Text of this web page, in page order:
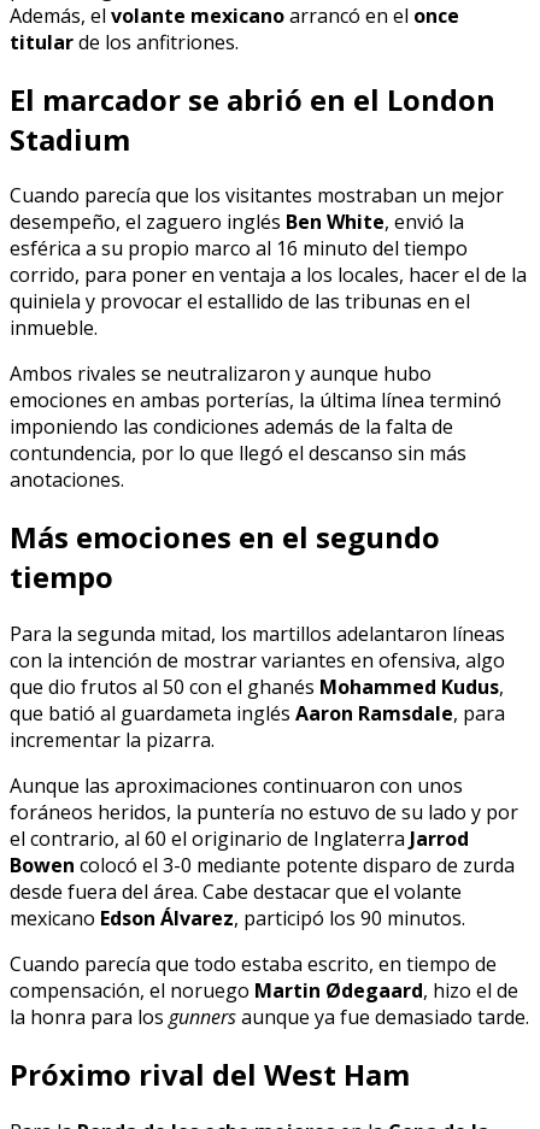
Además, el volante mexicanoarrancó en el once
titularde los anfitriones.
El marcador se abrió en el London
Stadium
Cuando parecía que los visitantes mostraban un mejor
desempeño, el zaguero inglés Ben White, envió la
esférica a su propio marco al 16 minuto del tiempo
corrido, para poner en ventaja a los locales, hacer el de la
quiniela y provocar el estallido de las tribunas en el
inmueble.
Ambos rivales se neutralizaron y aunque hubo
emociones en ambas porterías, la última línea terminó
imponiendo las condiciones además de la falta de
contundencia, por lo que llegó el descanso sin más
anotaciones.
Más emociones en el segundo
tiempo
Para la segunda mitad, los martillos adelantaron líneas
con la intención de mostrar variantes en ofensiva, algo
que dio frutos al 50 con el ghanés Mohammed Kudus,
que batió al guardameta inglés Aaron Ramsdale, para
incrementar la pizarra.
Aunque las aproximaciones continuaron con unos
foráneos heridos, la puntería no estuvo de su lado y por
el contrario, al 60 el originario de Inglaterra Jarrod
Bowen colocó el 3-0 mediante potente disparo de zurda
desde fuera del área. Cabe destacar que el volante
mexicano Edson Álvarez, participó los 90 minutos.
Cuando parecía que todo estaba escrito, en tiempo de
compensación, el noruego Martin Ødegaard, hizo el de
la honra para los gunnersaunque ya fue demasiado tarde.
Próximo rival del West Ham